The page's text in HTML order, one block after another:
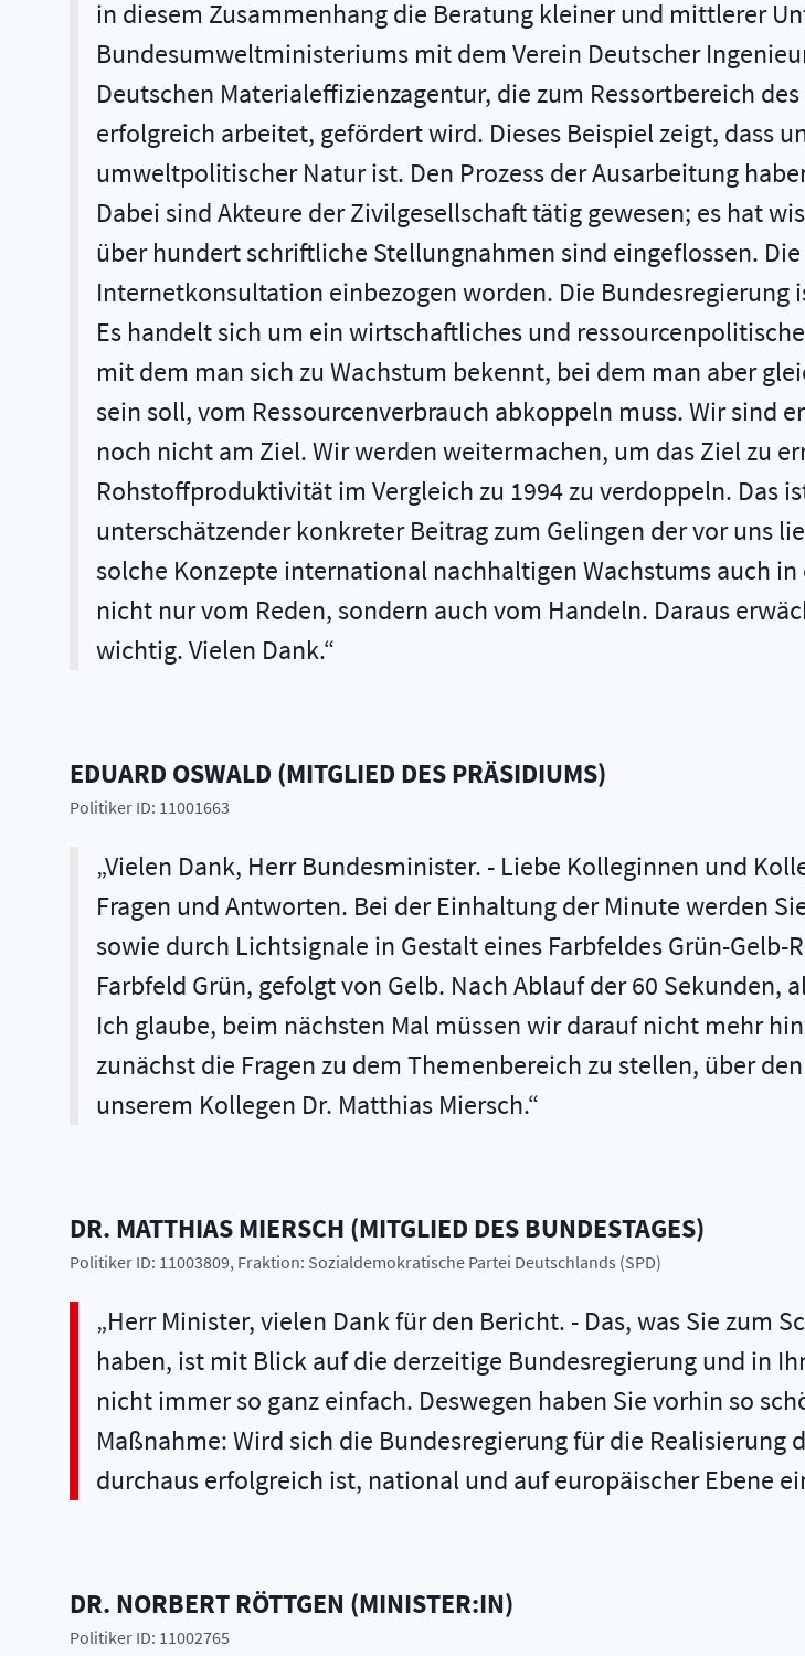
in diesem Zusammenhang die Beratung kleiner und mittlerer
Bundesumweltministeriums mit dem Verein Deutscher
Deutschen Materialeffizienzagentur, die zum Ressortbereich
erfolgreich arbeitet, gefördert wird. Dieses Beispiel zeigt, dass
umweltpolitischer Natur ist. Den Prozess der Ausarbeitung
Dabei sind Akteure der Zivilgesellschaft tätig gewesen; es hat
über hundert schriftliche Stellungnahmen sind eingeflossen.
Internetkonsultation einbezogen worden. Die Bundesregierung
Es handelt sich um ein wirtschaftliches und
mit dem man sich zu Wachstum bekennt, bei dem man aber
sein soll, vom Ressourcenverbrauch abkoppeln muss. Wir
noch nicht am Ziel. Wir werden weitermachen, um das Ziel zu
Rohstoffproduktivität im Vergleich zu 1994 zu verdoppeln. Das
unterschätzender konkreter Beitrag zum Gelingen der vor uns
solche Konzepte international nachhaltigen Wachstums auch
nicht nur vom Reden, sondern auch vom Handeln. Daraus
wichtig. Vielen Dank.
EDUARD OSWALD (MITGLIED DES PRÄSIDIUMS)
Politiker ID: 11001663
Vielen Dank, Herr Bundesminister. - Liebe Kolleginnen und
Fragen und Antworten. Bei der Einhaltung der Minute werden
sowie durch Lichtsignale in Gestalt eines Farbfeldes Grün-
Farbfeld Grün, gefolgt von Gelb. Nach Ablauf der 60 Sekunden,
Ich glaube, beim nächsten Mal müssen wir darauf nicht mehr
zunächst die Fragen zu dem Themenbereich zu stellen, über
unserem Kollegen Dr. Matthias Miersch.
DR. MATTHIASMIERSCH (MITGLIED DES BUNDESTAGES)
Politiker ID: 11003809, Fraktion: Sozialdemokratische Partei Deutschlands (SPD)
Herr Minister, vielen Dank für den Bericht. - Das, was Sie zum
haben, ist mit Blick auf die derzeitige Bundesregierung und in
nicht immer so ganz einfach. Deswegen haben Sie vorhin so
Maßnahme: Wird sich die Bundesregierung für die Realisierung
durchaus erfolgreich ist, national und auf europäischer Ebene
DR. NORBERTRÖTTGEN (MINISTER:IN)
Politiker ID: 11002765